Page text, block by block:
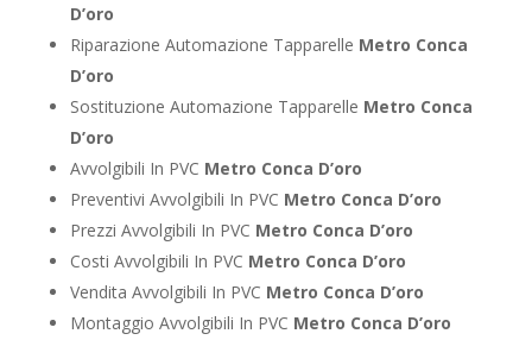
D’oro
Riparazione Automazione Tapparelle Metro Conca
D’oro
Sostituzione Automazione Tapparelle Metro Conca
D’oro
Avvolgibili In PVC Metro Conca D’oro
Preventivi Avvolgibili In PVC Metro Conca D’oro
Prezzi Avvolgibili In PVC Metro Conca D’oro
Costi Avvolgibili In PVC Metro Conca D’oro
Vendita Avvolgibili In PVC Metro Conca D’oro
Montaggio Avvolgibili In PVC Metro Conca D’oro